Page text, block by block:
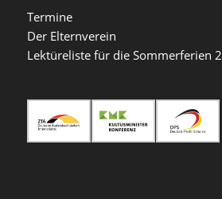
Termine
Der Elternverein
Lektüreliste für die Sommerferien